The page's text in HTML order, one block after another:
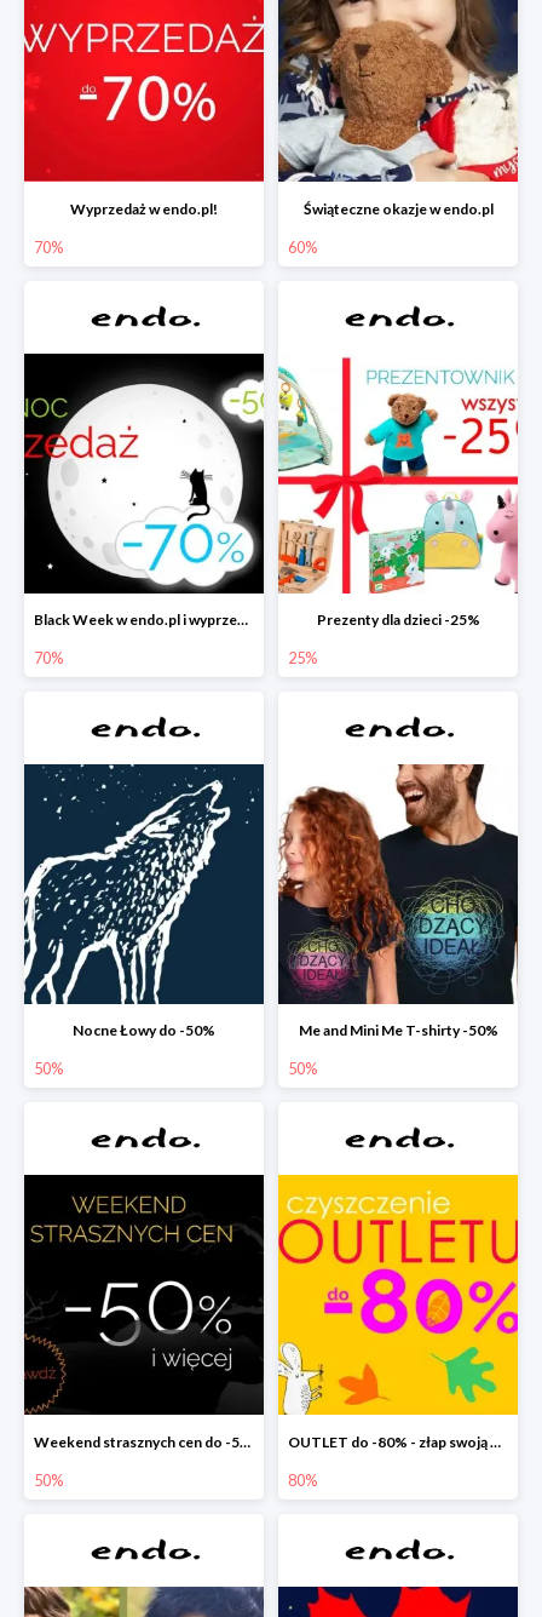
Wyprzedaż w endo.pl!
70%
Świąteczne okazje w endo.pl
60%
Black Week w endo.pl i wyprzedaże do -70&
70%
Prezenty dla dzieci -25%
25%
Nocne Łowy do -50%
50%
Me and Mini Me T-shirty -50%
50%
Weekend strasznych cen do -50%
50%
OUTLET do -80% - złap swoją okazję !
80%